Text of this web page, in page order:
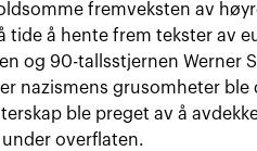
fremveksten av
tide å hente frem tekster av
og 90-tallsstjernen Werner
nazismens grusomheter ble
ble preget av å
overflaten.